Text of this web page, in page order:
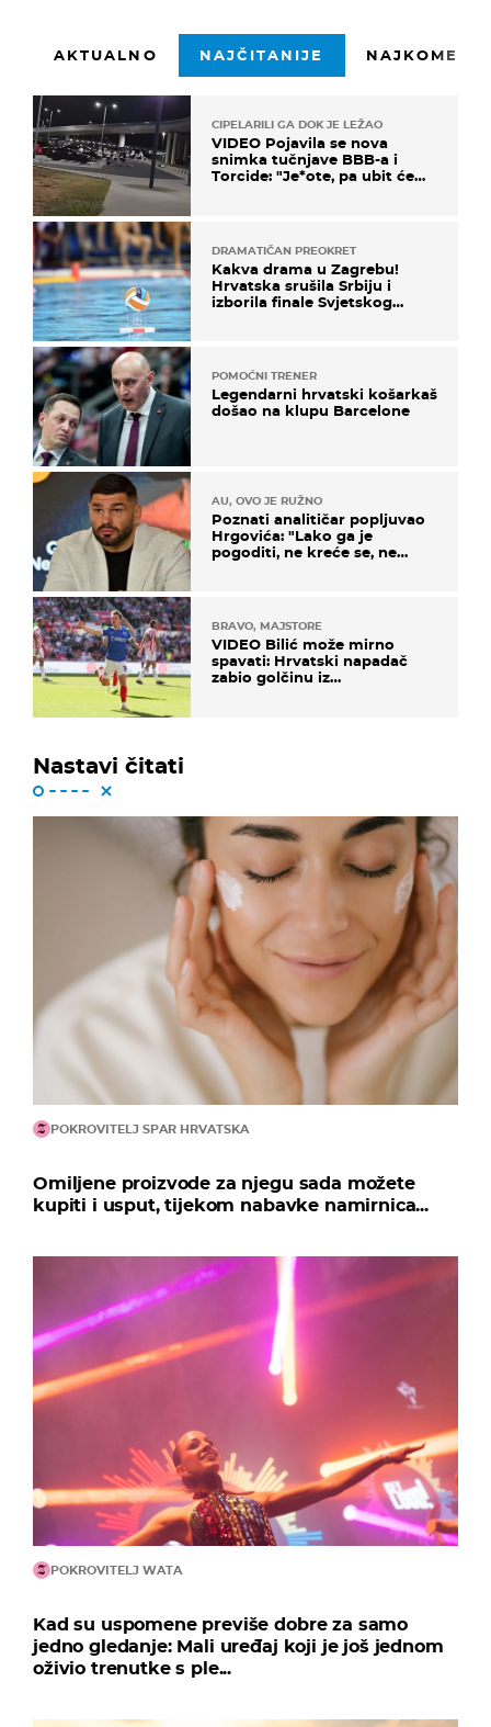
AKTUALNO NAJČITANIJE
CIPELARILI GA DOK JE LEŽAO
VIDEO Pojavila se nova
snimka tučnjave BBB-a i
Torcide: "Je*ote, pa ubit će
DRAMATIČAN PREOKRET
Kakva drama u Zagrebu!
Hrvatska srušila Srbiju i
izborila finale Svjetskog
POMOĆNI TRENER
Legendarni hrvatski košarkaš
došao na klupu Barcelone
AU, OVO JE RUŽNO
Poznati analitičar popljuvao
Hrgovića: "Lako ga je
pogoditi, ne kreće se, ne
BRAVO, MAJSTORE
VIDEO Bilić može mirno
spavati: Hrvatski napadač
zabio golčinu iz
Nastavi čitati
POKROVITELJ SPAR HRVATSKA
Omiljene proizvode za njegu sada možete
kupiti i usput, tijekom nabavke namirnica...
POKROVITELJ WATA
Kad su uspomene previše dobre za samo
jedno gledanje: Mali uređaj koji je još jednom
oživio trenutke s ple...